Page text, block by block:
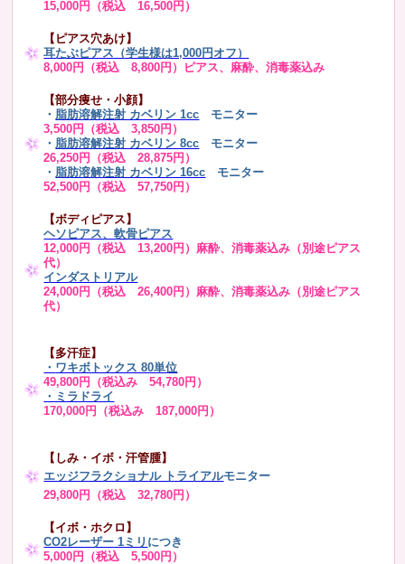
15,000円（税込 16,500円）
【ピアス穴あけ】
耳たぶピアス（学生様は1,000円オフ）
8,000円（税込 8,800円）ピアス、麻酔、消毒薬込み
【部分痩せ・小顔】
・ 脂肪溶解注射 カベリン 1cc モニター
3,500円（税込 3,850円）
・ 脂肪溶解注射 カベリン 8cc モニター
26,250円（税込 28,875円）
・ 脂肪溶解注射 カベリン 16cc
モニター
52,500円（税込 57,750円）
【ボディピアス】
ヘソピアス、軟骨ピアス
12,000円（税込 13,200円）麻酔、消毒薬込み（別途ピアス
代）
インダストリアル
24,000円（税込 26,400円）麻酔、消毒薬込み（別途ピアス
代）
【多汗症】
・ ワキボトックス 80単位
49,800円（税込み 54,780円）
・ミラドライ
170,000円（税込み 187,000円）
【しみ・イボ・汗管腫】
エッジフラクショナル トライアルモニター
29,800円（税込 32,780円）
【イボ・ホクロ】
CO2レーザー 1ミリ につき
5,000円（税込 5,500円）